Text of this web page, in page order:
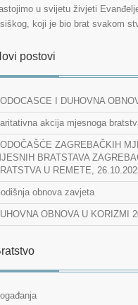
u svijetu živjeti
koji je bio brat svakom
postovi
I DUHOVNA
akcija mjesnoga
ZAGREBAČKIH
BRATSTAVA
U REMETE,
obnova zavjeta
OBNOVA U KORIZMI